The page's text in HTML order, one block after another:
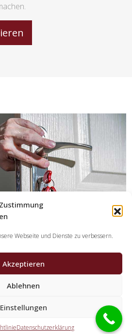
Webseite und Dienste zu verbessern.
Akzeptieren
Ablehnen
Einstellungen
Datenschutzerklärung
die
erledigen sämtliche Tätigkeiten,
erwarten. Dazu gehört